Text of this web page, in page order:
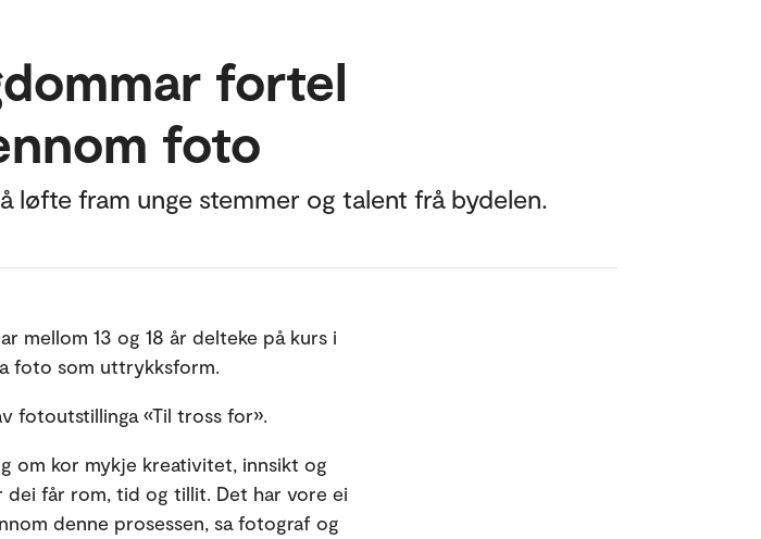
fortel
foto
løfte fram unge stemmer og talent frå bydelen.
mellom 13 og 18 år delteke på kurs i
foto som uttrykksform.
fotoutstillinga «Til tross for».
om kor mykje kreativitet, innsikt og
dei får rom, tid og tillit. Det har vore ei
denne prosessen, sa fotograf og